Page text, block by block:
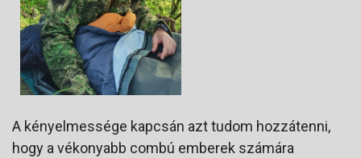
A kényelmessége kapcsán azt tudom hozzátenni,
hogy a vékonyabb combú emberek számára